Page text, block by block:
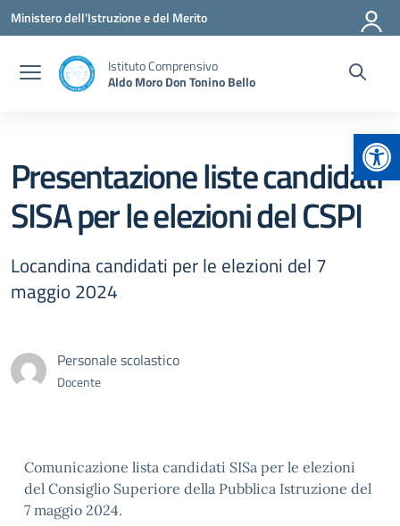
Vai ai contenuti
Vai al menu di navigazione
Vai al footer
Ministero dell'Istruzione e del Merito
Istituto Comprensivo
Aldo Moro Don Tonino Bello
Presentazione liste candidati
SISA per le elezioni del CSPI
Locandina candidati per le elezioni del 7
maggio 2024
Personale scolastico
Docente
Comunicazione lista candidati SISa per le elezioni
del Consiglio Superiore della Pubblica Istruzione del
7 maggio 2024.